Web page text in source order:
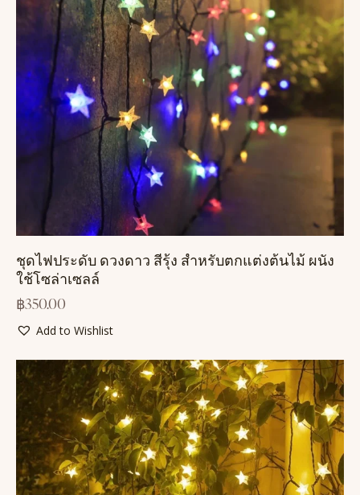
ชุดไฟประดับ ดวงดาว สีรุ้ง สำหรับตกแต่งต้นไม้ ผนัง
ใช้โซล่าเซลล์
฿350.00
Add to Wishlist